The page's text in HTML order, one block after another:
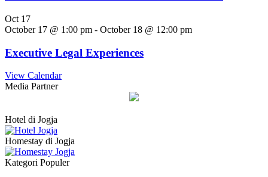
Oct 17
October 17 @ 1:00 pm - October 18 @ 12:00 pm
Executive Legal Experiences
View Calendar
Media Partner
Hotel di Jogja
Homestay di Jogja
Kategori Populer